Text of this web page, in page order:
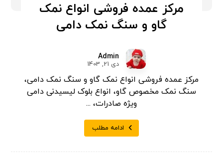
مرکز عمده فروشی انواع نمک
گاو و سنگ نمک دامی
Admin
دی 21, 1403
مرکز عمده فروشی انواع نمک گاو و سنگ نمک دامی،
سنگ نمک مخصوص گاو، انواع بلوک لیسیدنی دامی
ویژه صادرات، ...
ادامه مطلب